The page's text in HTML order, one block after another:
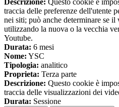
Descrizione: Questo cookie è
traccia delle preferenze dell'utente
nei siti; può anche determinare se il
utilizzando la nuova o la vecchia
Youtube.
Durata: 6 mesi
Nome: YSC
Tipologia: analitico
Proprieta: Terza parte
Descrizione: Questo cookie è
traccia delle visualizzazioni dei
Durata: Sessione